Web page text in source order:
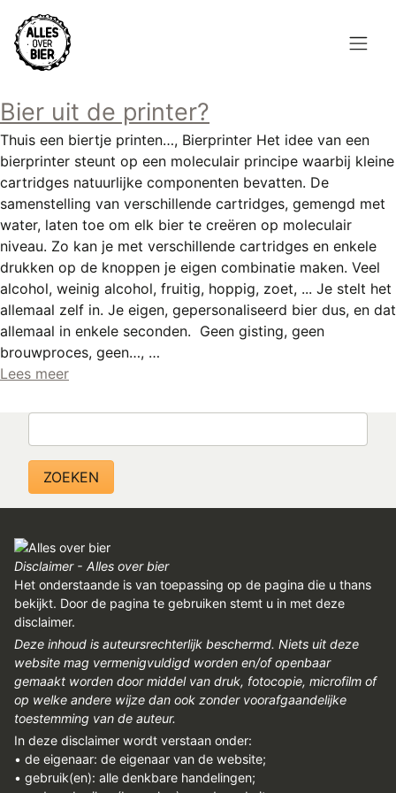
Overslaan
en
naar
gaan
Topmenu
PERS/PUBLICATIES
LINKS
Hoofdnavigatie
HOME
BROUWEN
BLOG
AANBOD
AGENDA
CONTACT
Bier uit de printer?
Thuis een biertje printen…, Bierprinter Het idee van een
bierprinter steunt op een moleculair principe waarbij kleine
cartridges natuurlijke componenten bevatten. De
samenstelling van verschillende cartridges, gemengd met
water, laten toe om elk bier te creëren op moleculair
niveau. Zo kan je met verschillende cartridges en enkele
drukken op de knoppen je eigen combinatie maken. Veel
alcohol, weinig alcohol, fruitig, hoppig, zoet, ... Je stelt het
allemaal zelf in. Je eigen, gepersonaliseerd bier dus, en dat
allemaal in enkele seconden. Geen gisting, geen
brouwproces, geen…, …
Lees meer
Disclaimer - Alles over bier
Het onderstaande is van toepassing op de pagina die u thans
bekijkt. Door de pagina te gebruiken stemt u in met deze
disclaimer.
Deze inhoud is auteursrechterlijk beschermd. Niets uit deze
website mag vermenigvuldigd worden en/of openbaar
gemaakt worden door middel van druk, fotocopie, microfilm of
op welke andere wijze dan ook zonder voorafgaandelijke
toestemming van de auteur.
In deze disclaimer wordt verstaan onder:
• de eigenaar: de eigenaar van de website;
• gebruik(en): alle denkbare handelingen;